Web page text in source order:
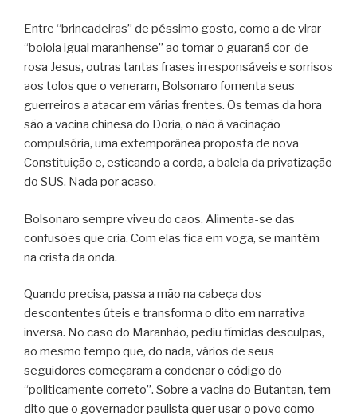
Entre “brincadeiras” de péssimo gosto, como a de virar
“boiola igual maranhense” ao tomar o guaraná cor-de-
rosa Jesus, outras tantas frases irresponsáveis e sorrisos
aos tolos que o veneram, Bolsonaro fomenta seus
guerreiros a atacar em várias frentes. Os temas da hora
são a vacina chinesa do Doria, o não à vacinação
compulsória, uma extemporânea proposta de nova
Constituição e, esticando a corda, a balela da privatização
do SUS. Nada por acaso.
Bolsonaro sempre viveu do caos. Alimenta-se das
confusões que cria. Com elas fica em voga, se mantém
na crista da onda.
Quando precisa, passa a mão na cabeça dos
descontentes úteis e transforma o dito em narrativa
inversa. No caso do Maranhão, pediu tímidas desculpas,
ao mesmo tempo que, do nada, vários de seus
seguidores começaram a condenar o código do
“politicamente correto”. Sobre a vacina do Butantan, tem
dito que o governador paulista quer usar o povo como